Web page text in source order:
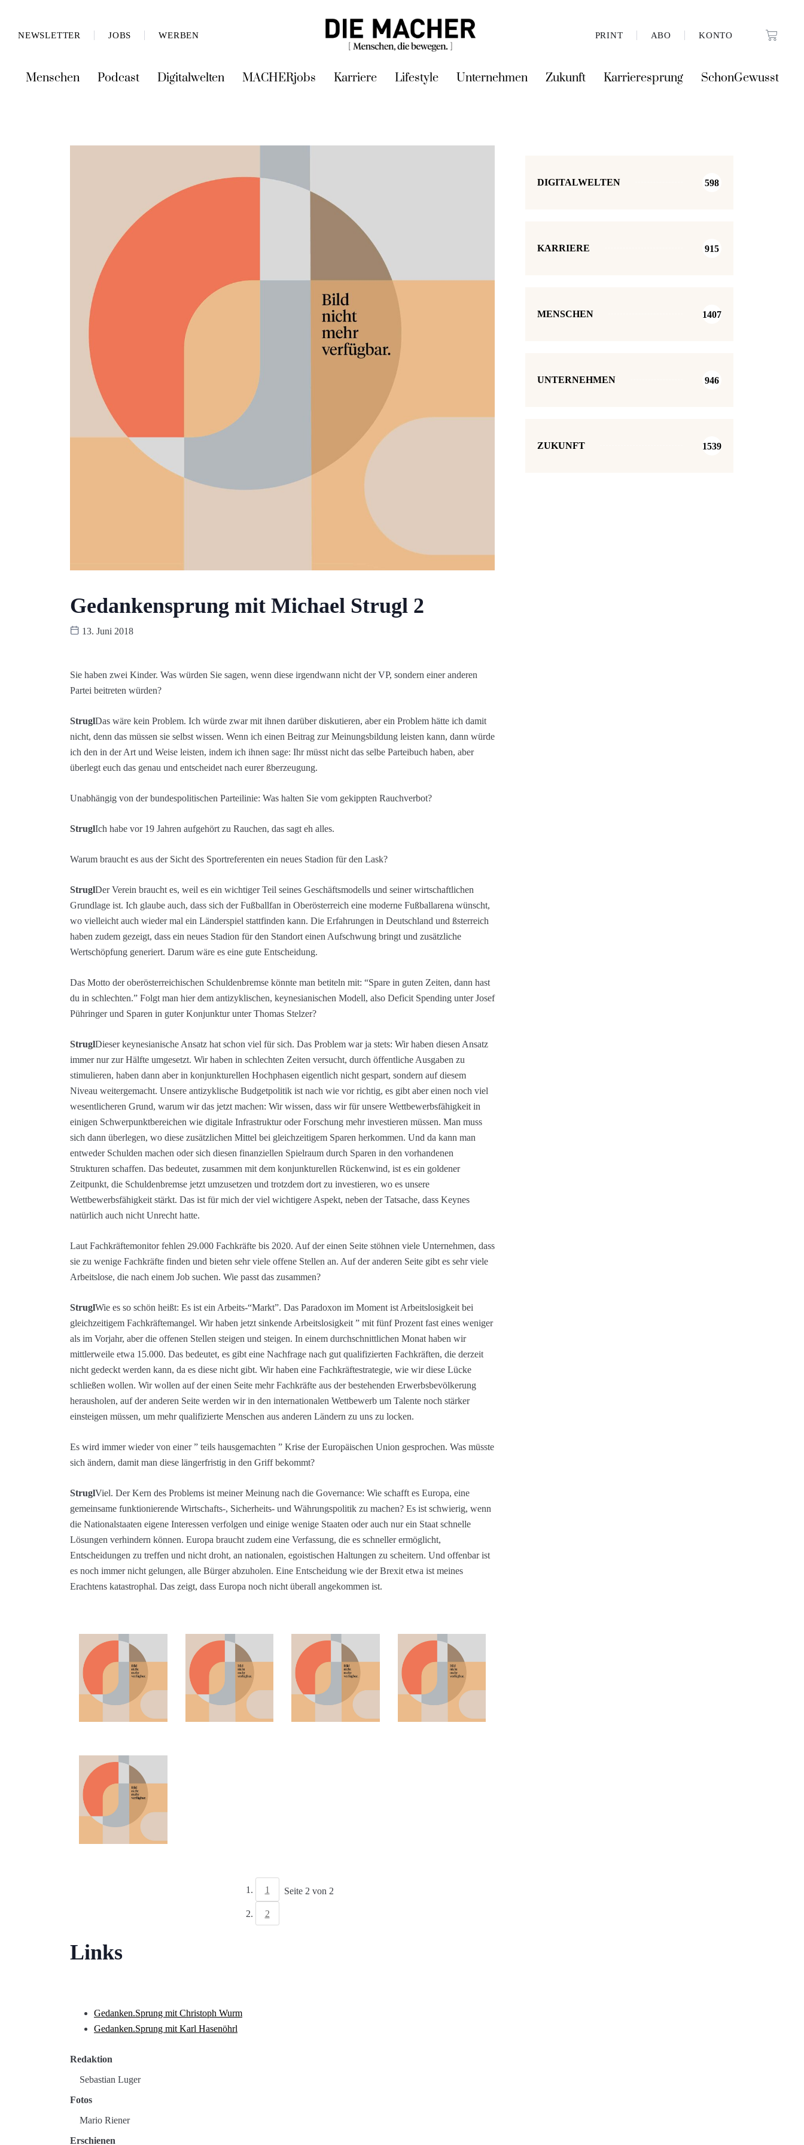
NEWSLETTER JOBS WERBEN PRINT ABO KONTO
Menschen Podcast Digitalwelten MACHERjobs Karriere Lifestyle Unternehmen Zukunft Karrieresprung SchonGewusst
Gedankensprung mit Michael Strugl 2
13. Juni 2018
Sie haben zwei Kinder. Was würden Sie sagen, wenn diese irgendwann nicht der VP, sondern einer anderen
Partei beitreten würden?
StruglDas wäre kein Problem. Ich würde zwar mit ihnen darüber diskutieren, aber ein Problem hätte ich damit
nicht, denn das müssen sie selbst wissen. Wenn ich einen Beitrag zur Meinungsbildung leisten kann, dann würde
ich den in der Art und Weise leisten, indem ich ihnen sage: Ihr müsst nicht das selbe Parteibuch haben, aber
überlegt euch das genau und entscheidet nach eurer ßberzeugung.
Unabhängig von der bundespolitischen Parteilinie: Was halten Sie vom gekippten Rauchverbot?
StruglIch habe vor 19 Jahren aufgehört zu Rauchen, das sagt eh alles.
Warum braucht es aus der Sicht des Sportreferenten ein neues Stadion für den Lask?
StruglDer Verein braucht es, weil es ein wichtiger Teil seines Geschäftsmodells und seiner wirtschaftlichen
Grundlage ist. Ich glaube auch, dass sich der Fußballfan in Oberösterreich eine moderne Fußballarena wünscht,
wo vielleicht auch wieder mal ein Länderspiel stattfinden kann. Die Erfahrungen in Deutschland und ßsterreich
haben zudem gezeigt, dass ein neues Stadion für den Standort einen Aufschwung bringt und zusätzliche
Wertschöpfung generiert. Darum wäre es eine gute Entscheidung.
Das Motto der oberösterreichischen Schuldenbremse könnte man betiteln mit: “Spare in guten Zeiten, dann hast
du in schlechten.” Folgt man hier dem antizyklischen, keynesianischen Modell, also Deficit Spending unter Josef
Pühringer und Sparen in guter Konjunktur unter Thomas Stelzer?
StruglDieser keynesianische Ansatz hat schon viel für sich. Das Problem war ja stets: Wir haben diesen Ansatz
immer nur zur Hälfte umgesetzt. Wir haben in schlechten Zeiten versucht, durch öffentliche Ausgaben zu
stimulieren, haben dann aber in konjunkturellen Hochphasen eigentlich nicht gespart, sondern auf diesem
Niveau weitergemacht. Unsere antizyklische Budgetpolitik ist nach wie vor richtig, es gibt aber einen noch viel
wesentlicheren Grund, warum wir das jetzt machen: Wir wissen, dass wir für unsere Wettbewerbsfähigkeit in
einigen Schwerpunktbereichen wie digitale Infrastruktur oder Forschung mehr investieren müssen. Man muss
sich dann überlegen, wo diese zusätzlichen Mittel bei gleichzeitigem Sparen herkommen. Und da kann man
entweder Schulden machen oder sich diesen finanziellen Spielraum durch Sparen in den vorhandenen
Strukturen schaffen. Das bedeutet, zusammen mit dem konjunkturellen Rückenwind, ist es ein goldener
Zeitpunkt, die Schuldenbremse jetzt umzusetzen und trotzdem dort zu investieren, wo es unsere
Wettbewerbsfähigkeit stärkt. Das ist für mich der viel wichtigere Aspekt, neben der Tatsache, dass Keynes
natürlich auch nicht Unrecht hatte.
Laut Fachkräftemonitor fehlen 29.000 Fachkräfte bis 2020. Auf der einen Seite stöhnen viele Unternehmen, dass
sie zu wenige Fachkräfte finden und bieten sehr viele offene Stellen an. Auf der anderen Seite gibt es sehr viele
Arbeitslose, die nach einem Job suchen. Wie passt das zusammen?
StruglWie es so schön heißt: Es ist ein Arbeits-“Markt”. Das Paradoxon im Moment ist Arbeitslosigkeit bei
gleichzeitigem Fachkräftemangel. Wir haben jetzt sinkende Arbeitslosigkeit ” mit fünf Prozent fast eines weniger
als im Vorjahr, aber die offenen Stellen steigen und steigen. In einem durchschnittlichen Monat haben wir
mittlerweile etwa 15.000. Das bedeutet, es gibt eine Nachfrage nach gut qualifizierten Fachkräften, die derzeit
nicht gedeckt werden kann, da es diese nicht gibt. Wir haben eine Fachkräftestrategie, wie wir diese Lücke
schließen wollen. Wir wollen auf der einen Seite mehr Fachkräfte aus der bestehenden Erwerbsbevölkerung
herausholen, auf der anderen Seite werden wir in den internationalen Wettbewerb um Talente noch stärker
einsteigen müssen, um mehr qualifizierte Menschen aus anderen Ländern zu uns zu locken.
Es wird immer wieder von einer ” teils hausgemachten ” Krise der Europäischen Union gesprochen. Was müsste
sich ändern, damit man diese längerfristig in den Griff bekommt?
StruglViel. Der Kern des Problems ist meiner Meinung nach die Governance: Wie schafft es Europa, eine
gemeinsame funktionierende Wirtschafts-, Sicherheits- und Währungspolitik zu machen? Es ist schwierig, wenn
die Nationalstaaten eigene Interessen verfolgen und einige wenige Staaten oder auch nur ein Staat schnelle
Lösungen verhindern können. Europa braucht zudem eine Verfassung, die es schneller ermöglicht,
Entscheidungen zu treffen und nicht droht, an nationalen, egoistischen Haltungen zu scheitern. Und offenbar ist
es noch immer nicht gelungen, alle Bürger abzuholen. Eine Entscheidung wie der Brexit etwa ist meines
Erachtens katastrophal. Das zeigt, dass Europa noch nicht überall angekommen ist.
1
2
Seite 2 von 2
Links
Gedanken.Sprung mit Christoph Wurm
Gedanken.Sprung mit Karl Hasenöhrl
Redaktion
Sebastian Luger
Fotos
Mario Riener
Erschienen
DIGITALWELTEN 598
KARRIERE 915
MENSCHEN 1407
UNTERNEHMEN 946
ZUKUNFT 1539